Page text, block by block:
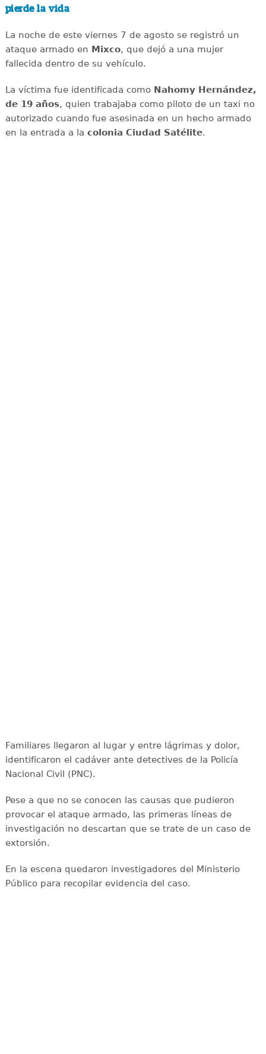
pierde la vida
La noche de este viernes 7 de agosto se registró un
ataque armado en Mixco, que dejó a una mujer
fallecida dentro de su vehículo.
La víctima fue identificada como Nahomy Hernández,
de 19 años, quien trabajaba como piloto de un taxi no
autorizado cuando fue asesinada en un hecho armado
en la entrada a la colonia Ciudad Satélite.
Familiares llegaron al lugar y entre lágrimas y dolor,
identificaron el cadáver ante detectives de la Policía
Nacional Civil (PNC).
Pese a que no se conocen las causas que pudieron
provocar el ataque armado, las primeras líneas de
investigación no descartan que se trate de un caso de
extorsión.
En la escena quedaron investigadores del Ministerio
Público para recopilar evidencia del caso.